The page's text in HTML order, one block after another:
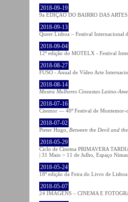
2018-09-19
9a EDIÇÃO DO BAIRRO DAS
2018-09-13
Queer Lisboa – Festival Internacional
2018-09-04
12ª edição do MOTELX - Festival
2018-08-27
FUSO - Anual de Vídeo Arte
2018-08-14
Mostra Mulheres Cineastas Latino-
2018-07-16
Citemor — 40º Festival de
2018-07-02
Pieter Hugo, Between the Devil and
2018-05-29
Ciclo de Cinema PRIMAVERA
| 31 Maio > 11 de Julho, Espaço
2018-05-24
18ª edição da Feira do Livro de
2018-05-07
24 IMAGENS – CINEMA E